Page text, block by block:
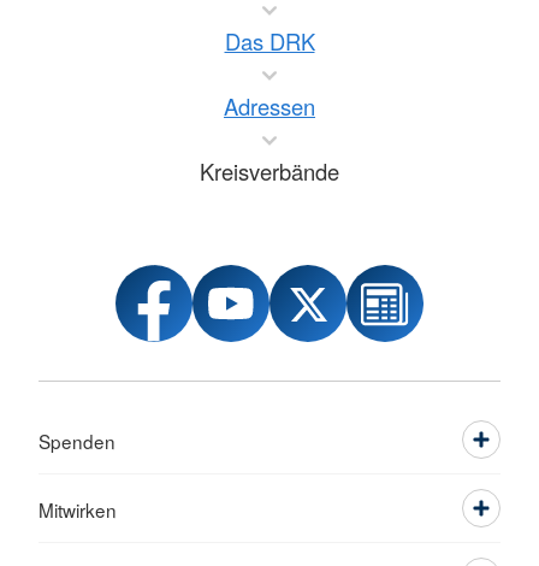
Das DRK
Adressen
Kreisverbände
Spenden
Mitwirken